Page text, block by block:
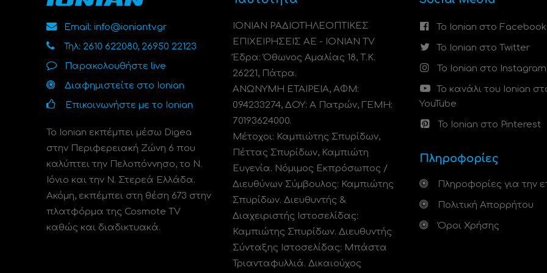
Email: info@ioniantv.gr
Τηλ: 2610 622080, 26950 22123
Παρακολουθήστε live
Διαφημιστείτε στο Ionian
Επικοινωνήστε με το Ionian
Το Ionian εκπέμπει μέσω Digea
στην Περιφερειακή Ζώνη 6 που
καλύπτει την Πελοπόννησο, το N.
Ιόνιο και την Ν. Στερεά Ελλάδα.
Ακόμη, εκπέμπει στη θέση 673 στην
πλατφόρμα της Cosmote TV
καθώς και διαδικτυακά.
ΙΟΝΙΑΝ ΡΑΔΙΟΤΗΛΕΟΠΤΙΚΕΣ
ΕΠΙΧΕΙΡΗΣΕΙΣ ΑΕ - IONIAN TV
Έδρα: Όθωνος Αμαλίας 18, Τ.Κ.
26221, Πάτρα.
ΑΝΩΝΥΜΗ ΕΤΑΙΡΕΙΑ, ΑΦΜ:
094233274, ΔΟΥ: A Πατρών, ΓΕΜΗ:
70193624000.
Μέτοχοι: Καμπιώτης Σπυρίδων,
Πέττας Σπυρίδων, Καμπιώτη
Ευγενία. Νόμιμος Εκπρόσωπος /
Διευθύνων Σύμβουλος: Καμπιώτης
Σπυρίδων. Διευθυντής &
Διαχειριστής Ιστοσελίδας:
Καμπιώτης Σπυρίδων. Διευθυντής
Σύνταξης Ιστοσελίδας: Μπάστα
Τριανταφυλλιά. Δικαιούχος
Το Ionian στο Facebook
Το Ionian στο Twitter
Το Ionian στο Instagram
Το κανάλι του Ionian
YouTube
Το Ionian στο Pinterest
Πληροφορίες
Πληροφορίες για την
Πολιτική Απορρήτου
Όροι Χρήσης